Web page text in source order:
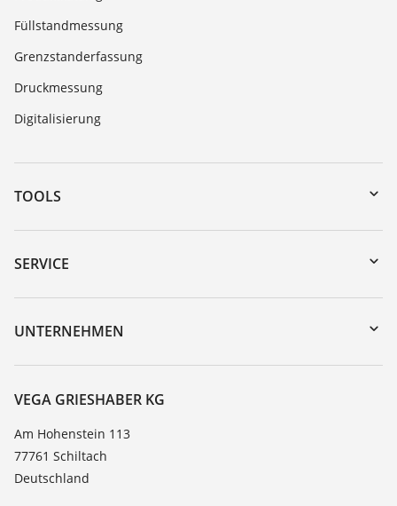
Füllstandmessung
Grenzstanderfassung
Druckmessung
Digitalisierung
TOOLS
Download-Center
Gerätesuche (Seriennummer)
DTM Collection/PACTware
SERVICE
Geräterücksendung
Trainings
Beständigkeitsliste
TeamViewer
UNTERNEHMEN
Karriere
Über VEGA
Kontakt
News
Presse
VEGA GRIESHABER KG
Am Hohenstein 113
77761 Schiltach
Deutschland